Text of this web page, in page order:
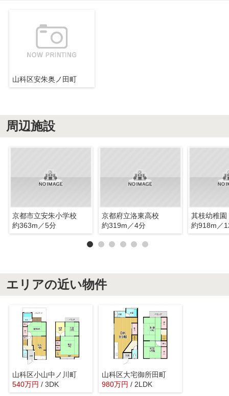
山科区安朱奥ノ田町
周辺施設
京都市立安朱小学校
約363m／5分
京都府立洛東高校
約319m／4分
其枝幼稚園
約918m／
エリアの近い物件
山科区小山中ノ川町
540万円 / 3DK
山科区大宅御所田町
980万円 / 2LDK